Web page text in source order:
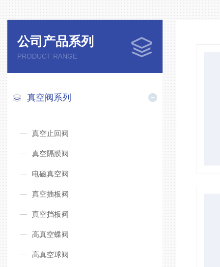
公司产品系列
PRODUCT RANGE
真空阀系列
真空止回阀
真空隔膜阀
电磁真空阀
真空插板阀
真空挡板阀
高真空蝶阀
高真空球阀